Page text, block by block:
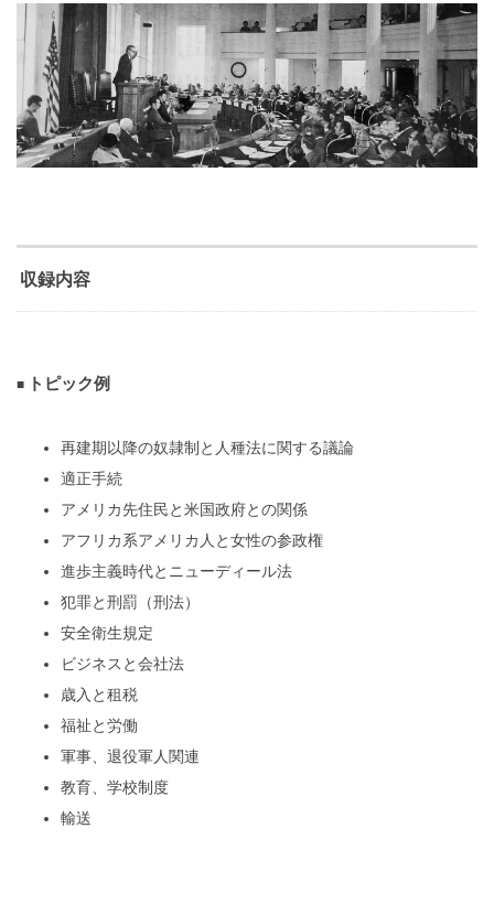
収録内容
トピック例
再建期以降の奴隷制と人種法に関する議論
適正手続
アメリカ先住民と米国政府との関係
アフリカ系アメリカ人と女性の参政権
進歩主義時代とニューディール法
犯罪と刑罰（刑法）
安全衛生規定
ビジネスと会社法
歳入と租税
福祉と労働
軍事、退役軍人関連
教育、学校制度
輸送